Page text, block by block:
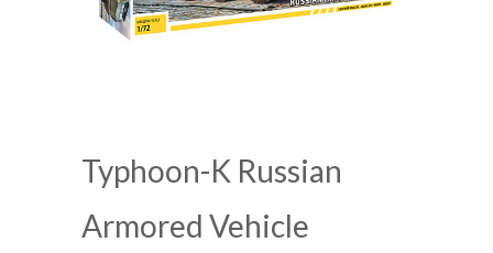
Typhoon-K Russian
Armored Vehicle